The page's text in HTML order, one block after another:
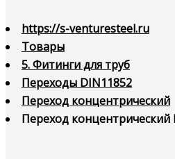
https://s-venturesteel.ru
Товары
5. Фитинги для труб
Переходы DIN11852
Переход концентрический
Переход концентрический